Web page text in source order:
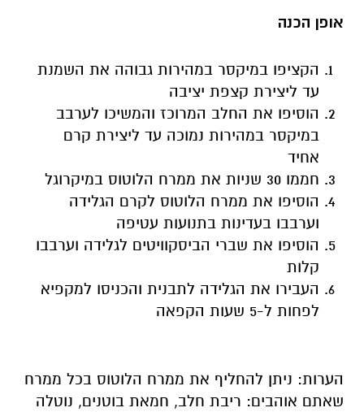
אופן הכנה
הקציפו במיקסר במהירות גבוהה את השמנת
עד ליצירת קצפת יציבה
הוסיפו את החלב המרוכז והמשיכו לערבב
במיקסר במהירות נמוכה עד ליצירת קרם
אחיד
חממו 30 שניות את ממרח הלוטוס במיקרוגל
הוסיפו את ממרח הלוטוס לקרם הגלידה
וערבבו בעדינות בתנועות עטיפה
הוסיפו את שברי הביסקוויטים לגלידה וערבבו
קלות
העבירו את הגלידה לתבנית והכניסו למקפיא
לפחות ל-5 שעות הקפאה
הערות: ניתן להחליף את ממרח הלוטוס בכל ממרח
שאתם אוהבים: ריבת חלב, חמאת בוטנים, נוטלה